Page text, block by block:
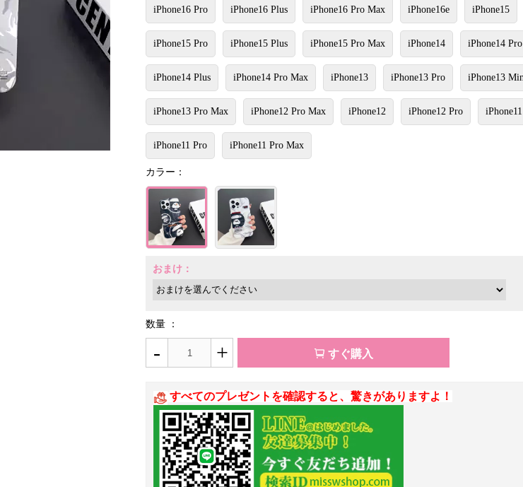
iPhone16 Pro iPhone16 Plus iPhone16 Pro Max iPhone16e iPhone15
iPhone15 Pro iPhone15 Plus iPhone15 Pro Max iPhone14 iPhone14 Pro
iPhone14 Plus iPhone14 Pro Max iPhone13 iPhone13 Pro iPhone13
iPhone13 Pro Max iPhone12 Pro Max iPhone12 iPhone12 Pro iPhone11
iPhone11 Pro iPhone11 Pro Max
カラー：
おまけ：
数量 ：
- + すぐ購入
すべてのプレゼントを確認すると、驚きがありますよ！